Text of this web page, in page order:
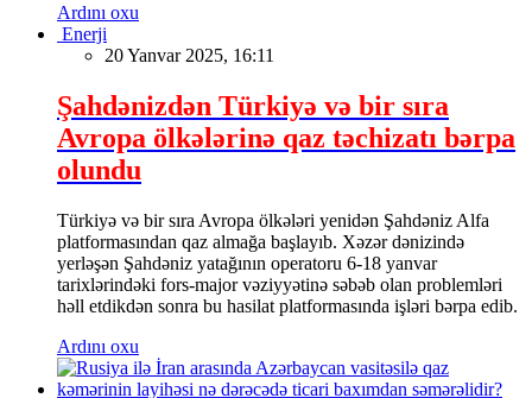
Ardını oxu
Enerji
20 Yanvar 2025, 16:11
Şahdənizdən Türkiyə və bir sıra
Avropa ölkələrinə qaz təchizatı bərpa
olundu
Türkiyə və bir sıra Avropa ölkələri yenidən Şahdəniz Alfa
platformasından qaz almağa başlayıb. Xəzər dənizində
yerləşən Şahdəniz yatağının operatoru 6-18 yanvar
tarixlərindəki fors-major vəziyyətinə səbəb olan problemləri
həll etdikdən sonra bu hasilat platformasında işləri bərpa edib.
Ardını oxu